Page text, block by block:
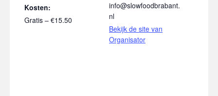
Kosten:
Gratis – €15.50
info@slowfoodbrabant.
nl
Bekijk de site van
Organisator